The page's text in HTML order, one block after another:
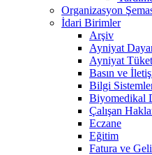
Organizasyon
İdari Birimler
Arşiv
Ayniyat
Ayniyat
Basın ve
Bilgi
Biyomedikal
Çalışan
Eczane
Eğitim
Fatura ve